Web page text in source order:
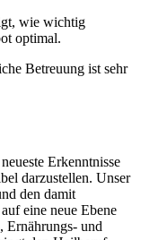
wie wichtig
optimal.
Betreuung ist sehr
Erkenntnisse
darzustellen. Unser
den damit
eine neue Ebene
Ernährungs- und